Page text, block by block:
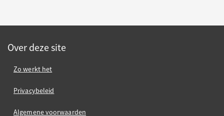
Over deze site
Zo werkt het
Privacybeleid
Algemene voorwaarden